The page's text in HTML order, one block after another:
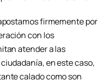
firmemente por
con los
atender a las
en este caso,
calado como son